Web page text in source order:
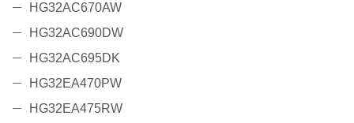
HG32AC670AW
HG32AC690DW
HG32AC695DK
HG32EA470PW
HG32EA475RW